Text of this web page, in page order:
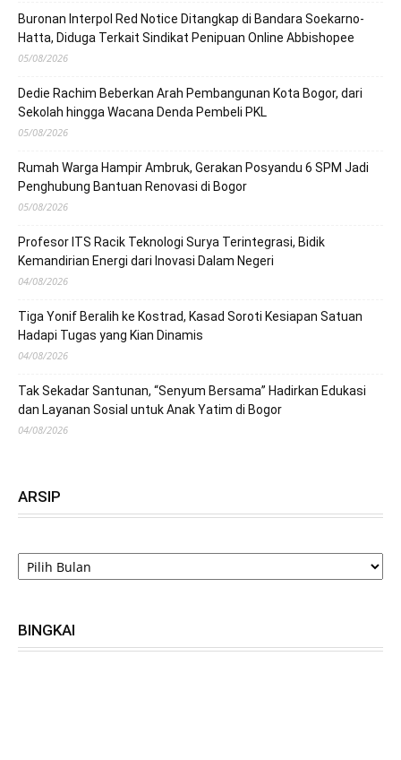
Buronan Interpol Red Notice Ditangkap di Bandara Soekarno-
Hatta, Diduga Terkait Sindikat Penipuan Online Abbishopee
05/08/2026
Dedie Rachim Beberkan Arah Pembangunan Kota Bogor, dari
Sekolah hingga Wacana Denda Pembeli PKL
05/08/2026
Rumah Warga Hampir Ambruk, Gerakan Posyandu 6 SPM Jadi
Penghubung Bantuan Renovasi di Bogor
05/08/2026
Profesor ITS Racik Teknologi Surya Terintegrasi, Bidik
Kemandirian Energi dari Inovasi Dalam Negeri
04/08/2026
Tiga Yonif Beralih ke Kostrad, Kasad Soroti Kesiapan Satuan
Hadapi Tugas yang Kian Dinamis
04/08/2026
Tak Sekadar Santunan, “Senyum Bersama” Hadirkan Edukasi
dan Layanan Sosial untuk Anak Yatim di Bogor
04/08/2026
ARSIP
ARSIP
BINGKAI